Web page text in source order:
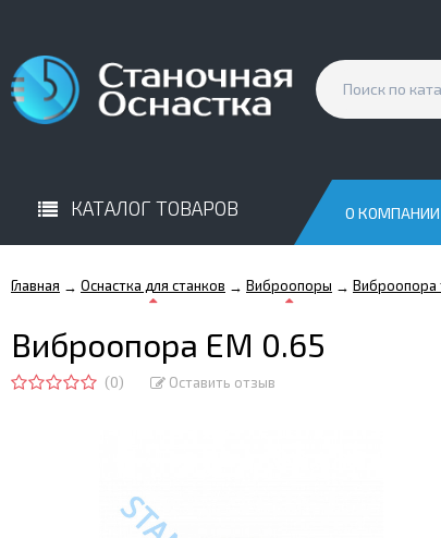
КАТАЛОГ ТОВАРОВ О КОМПАНИИ
Главная → Оснастка для станков → Виброопоры → Виброопора
Виброопора EM 0.65
(0) Оставить отзыв